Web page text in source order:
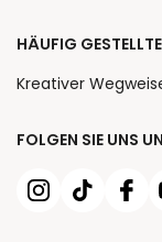
FOLGEN SIE UNS
HÄUFIG
Kreativer